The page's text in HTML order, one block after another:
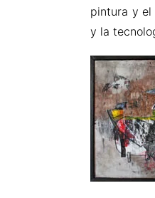
pintura y el
y la